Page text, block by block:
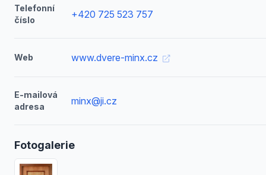
Telefonní
číslo
+420 725 523 757
Web www.dvere-minx.cz
E-mailová
adresa
minx@ji.cz
Fotogalerie